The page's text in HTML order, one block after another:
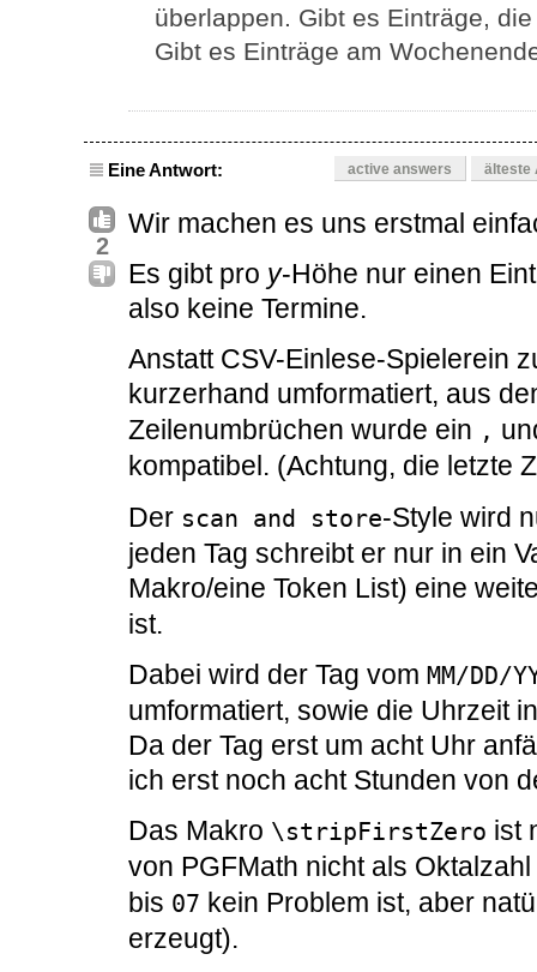
überlappen. Gibt es Einträge,
Gibt es Einträge am
Eine Antwort: active answers älteste
2
Wir machen es uns erstmal
Es gibt pro y-Höhe nur einen
also keine Termine.
Anstatt CSV-Einlese-Spielerein
kurzerhand umformatiert, aus
Zeilenumbrüchen wurde ein ,
kompatibel. (Achtung, die letzte
Der scan and store-Style wird
jeden Tag schreibt er nur in ein
Makro/eine Token List) eine
ist.
Dabei wird der Tag vom MM/DD/
umformatiert, sowie die Uhrzeit
Da der Tag erst um acht Uhr
ich erst noch acht Stunden von
Das Makro \stripFirstZero ist
von PGFMath nicht als
bis 07 kein Problem ist, aber
erzeugt).